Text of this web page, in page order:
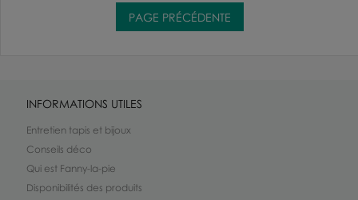
INFORMATIONS UTILES
Entretien tapis et bijoux
Conseils déco
Qui est Fanny-la-pie
Disponibilités des produits